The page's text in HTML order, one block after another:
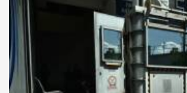
Πολιτισμός